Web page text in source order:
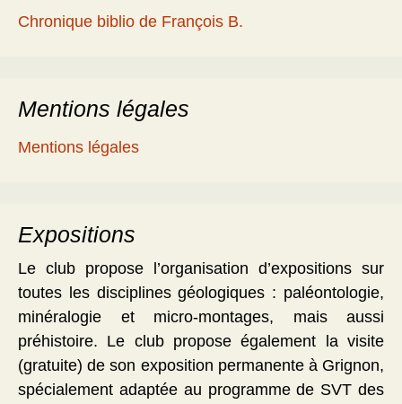
Chronique biblio de François B.
Mentions légales
Mentions légales
Expositions
Le club propose l’organisation d’expositions sur
toutes les disciplines géologiques : paléontologie,
minéralogie et micro-montages, mais aussi
préhistoire. Le club propose également la visite
(gratuite) de son exposition permanente à Grignon,
spécialement adaptée au programme de SVT des